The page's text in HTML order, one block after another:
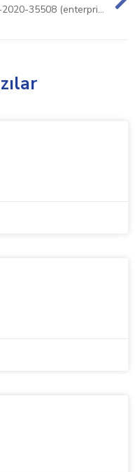
CVE-2020-35508 (enterprise_linux, linux_kernel)